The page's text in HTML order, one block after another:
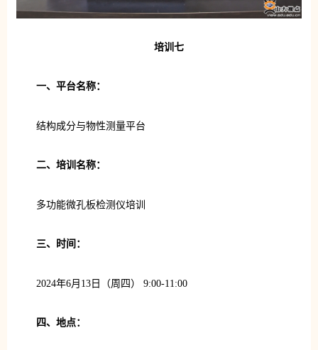
培训七
一、平台名称：
结构成分与物性测量平台
二、培训名称：
多功能微孔板检测仪培训
三、时间：
2024年6月13日（周四） 9:00-11:00
四、地点：